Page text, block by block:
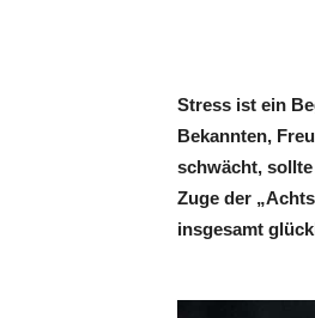
Stress ist ein
Bekannten,
schwächt,
Zuge der
insgesamt